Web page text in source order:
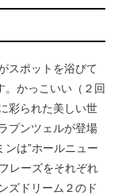
スポットを浴びて
。かっこいい（２回
彩られた美しい世
プンツェルが登場
ンは”ホールニュー
レーズをそれぞれ
ズドリーム２のド